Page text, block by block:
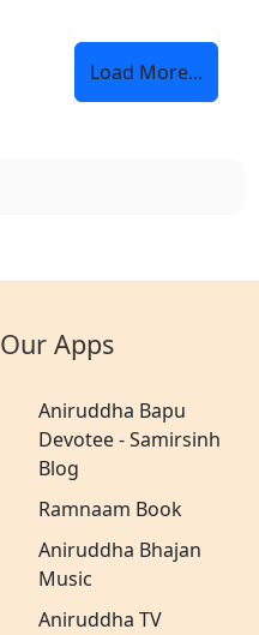
Load More...
Our Apps
Aniruddha Bapu
Devotee - Samirsinh
Blog
Ramnaam Book
Aniruddha Bhajan
Music
Aniruddha TV